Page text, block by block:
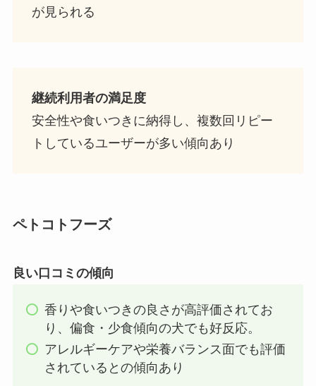
が見られる
継続利用者の満足度
安全性や食いつきに納得し、複数回リピー
トしているユーザーが多い傾向あり
ペトコトフーズ
良い口コミの傾向
香りや食いつきの良さが高評価されてお
り、偏食・少食傾向の犬でも好反応。
アレルギーケアや栄養バランス面でも評価
されているとの傾向あり